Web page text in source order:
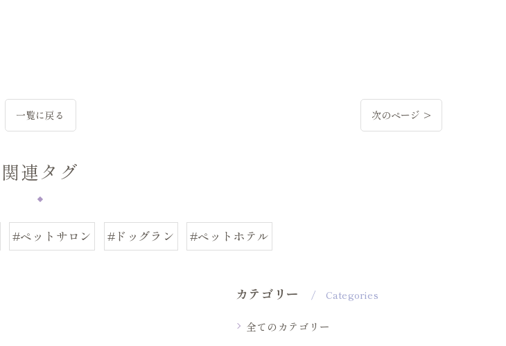
一覧に戻る 次のページ >
関連タグ
#ペットサロン #ドッグラン #ペットホテル
カテゴリー Categories
全てのカテゴリー